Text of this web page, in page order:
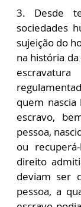
3. Desde
sociedades
sujeição do
na história
quem
escravo,
pessoa,
ou
direito
deviam ser
pessoa, a